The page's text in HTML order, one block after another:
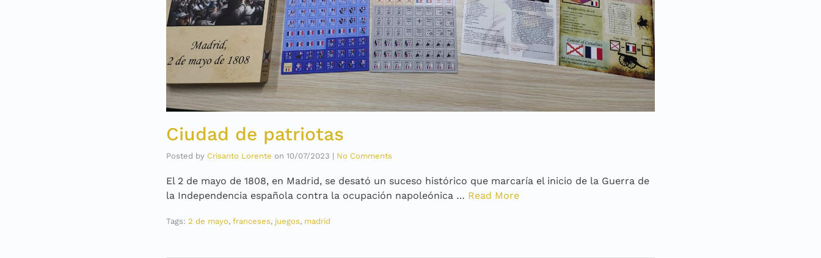
Ciudad de patriotas
Posted by Crisanto Lorente on 10/07/2023 | No Comments
El 2 de mayo de 1808, en Madrid, se desató un suceso histórico que marcaría el inicio de la Guerra de
la Independencia española contra la ocupación napoleónica … Read More
Tags: 2 de mayo, franceses, juegos, madrid